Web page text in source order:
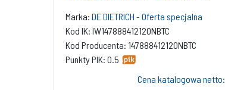
Marka: DE DIETRICH - Oferta specjalna
Kod IK: IW147888412120NBTC
Kod Producenta: 147888412120NBTC
Punkty PIK: 0.5
Cena katalogowa netto: